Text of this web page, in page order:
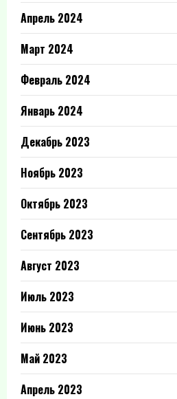
Апрель 2024
Март 2024
Февраль 2024
Январь 2024
Декабрь 2023
Ноябрь 2023
Октябрь 2023
Сентябрь 2023
Август 2023
Июль 2023
Июнь 2023
Май 2023
Апрель 2023